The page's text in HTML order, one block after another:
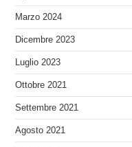
Marzo 2024
Dicembre 2023
Luglio 2023
Ottobre 2021
Settembre 2021
Agosto 2021